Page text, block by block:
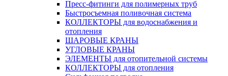
Пресс-фитинги для полимерных труб
Быстросъемная поливочная система
КОЛЛЕКТОРЫ для водоснабжения и
отопления
ШАРОВЫЕ КРАНЫ
УГЛОВЫЕ КРАНЫ
ЭЛЕМЕНТЫ для отопительной системы
КОЛЛЕКТОРЫ для отопления